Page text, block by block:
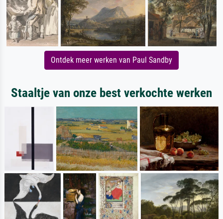
Ontdek meer werken van Paul Sandby
Staaltje van onze best verkochte werken